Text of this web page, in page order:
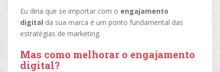
Eu diria que se importar com o engajamento
digital da sua marca é um ponto fundamental das
estratégias de marketing.
Mas como melhorar o engajamento
digital?